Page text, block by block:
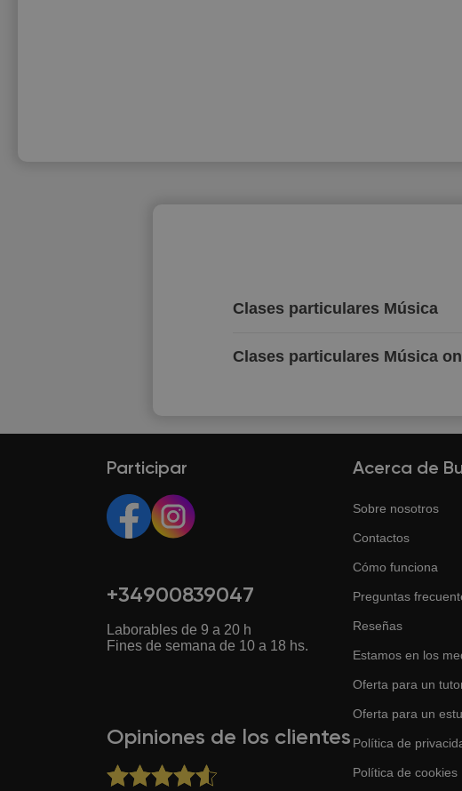
Clases particulares Música
Clases particulares Música
Participar
+34900839047
Laborables de 9 a 20 h
Fines de semana de 10 a 18 hs.
Opiniones de los clientes
Acerca de
Sobre nosotros
Contactos
Cómo funciona
Preguntas
Reseñas
Estamos en los
Oferta para un
Oferta para un
Política de
Política de cookies